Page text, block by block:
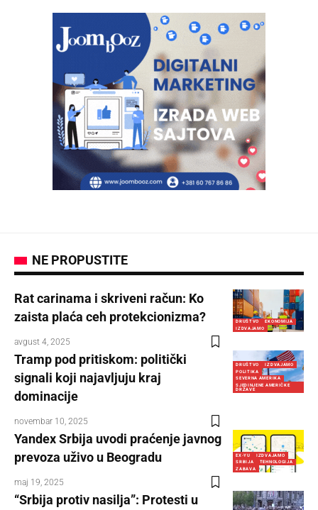
NE PROPUSTITE
DRUŠTVO
EKONOMIJA
IZDVAJAMO
Rat carinama i skriveni račun: Ko
zaista plaća ceh protekcionizma?
avgust 4, 2025
DRUŠTVO
IZDVAJAMO
POLITIKA
SEVERNA AMERIKA
SJEDINJENE AMERIČKE
DRŽAVE
Tramp pod pritiskom: politički
signali koji najavljuju kraj
dominacije
novembar 10, 2025
EX-YU
IZDVAJAMO
SRBIJA
TEHNOLOGIJA
ZABAVA
Yandex Srbija uvodi praćenje javnog
prevoza uživo u Beogradu
maj 19, 2025
“Srbija protiv nasilja”: Protesti u